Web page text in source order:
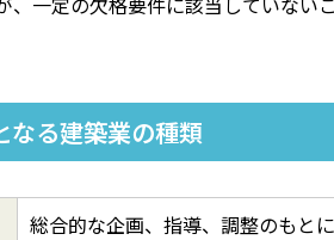
なる建築業の種類
総合的な企画、指導、調整のもと